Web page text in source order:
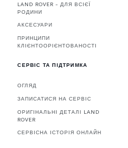
LAND ROVER – ДЛЯ ВСІЄЇ
РОДИНИ
АКСЕСУАРИ
ПРИНЦИПИ
КЛІЄНТООРІЄНТОВАНОСТІ
СЕРВІС ТА ПІДТРИМКА
ОГЛЯД
ЗАПИСАТИСЯ НА СЕРВІС
ОРИГІНАЛЬНІ ДЕТАЛІ LAND
ROVER
СЕРВІСНА ІСТОРІЯ ОНЛАЙН